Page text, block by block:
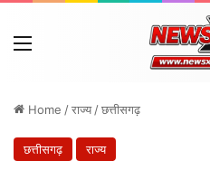
Menu
Home /राज्य /छत्तीसगढ़
छत्तीसगढ़ राज्य